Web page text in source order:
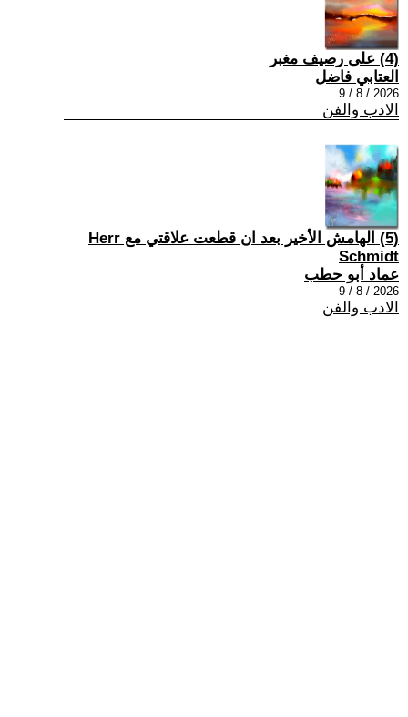
(4) على رصيف مغبر
العتابي فاضل
2026 / 8 / 9
الادب والفن
(5) الهامش الأخير بعد ان قطعت علاقتي مع Herr
Schmidt
عماد أبو حطب
2026 / 8 / 9
الادب والفن